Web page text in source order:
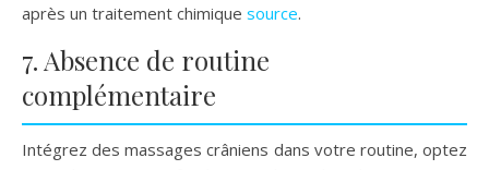
après un traitement chimique source.
7. Absence de routine
complémentaire
Intégrez des massages crâniens dans votre routine, optez